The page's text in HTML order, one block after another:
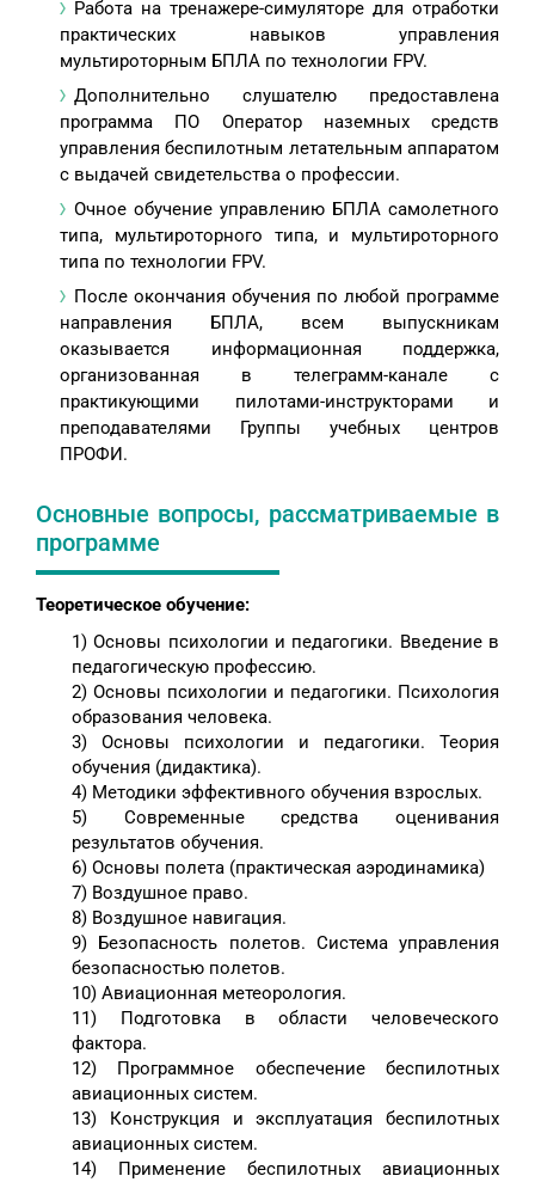
Работа на тренажере-симуляторе для отработки
практических навыков управления
мультироторным БПЛА по технологии FPV.
Дополнительно слушателю предоставлена
программа ПО Оператор наземных средств
управления беспилотным летательным аппаратом
с выдачей свидетельства о профессии.
Очное обучение управлению БПЛА самолетного
типа, мультироторного типа, и мультироторного
типа по технологии FPV.
После окончания обучения по любой программе
направления БПЛА, всем выпускникам
оказывается информационная поддержка,
организованная в телеграмм-канале с
практикующими пилотами-инструкторами и
преподавателями Группы учебных центров
ПРОФИ.
Основные вопросы, рассматриваемые в
программе
Теоретическое обучение:
1) Основы психологии и педагогики. Введение в
педагогическую профессию.
2) Основы психологии и педагогики. Психология
образования человека.
3) Основы психологии и педагогики. Теория
обучения (дидактика).
4) Методики эффективного обучения взрослых.
5) Современные средства оценивания
результатов обучения.
6) Основы полета (практическая аэродинамика)
7) Воздушное право.
8) Воздушное навигация.
9) Безопасность полетов. Система управления
безопасностью полетов.
10) Авиационная метеорология.
11) Подготовка в области человеческого
фактора.
12) Программное обеспечение беспилотных
авиационных систем.
13) Конструкция и эксплуатация беспилотных
авиационных систем.
14) Применение беспилотных авиационных